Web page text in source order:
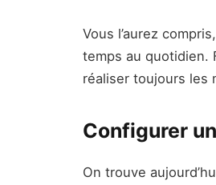
Vous l’aurez
temps au quotidien.
réaliser toujours les
Configurer
On trouve